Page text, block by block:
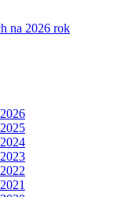
na 2026 rok